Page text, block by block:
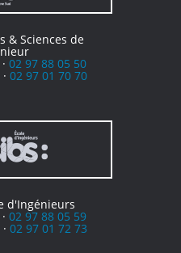
& Sciences de
02 97 88 05 50
02 97 01 70 70
d'Ingénieurs
02 97 88 05 59
02 97 01 72 73